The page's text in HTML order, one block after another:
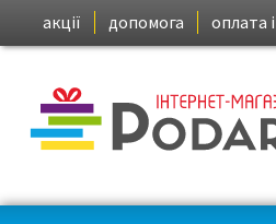
акції допомога оплата